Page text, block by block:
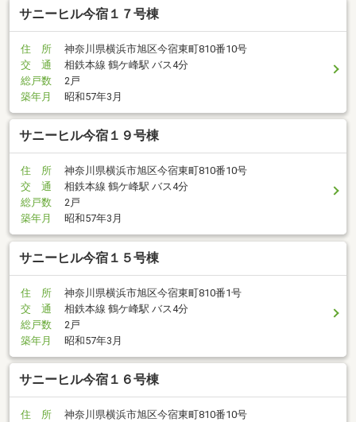
サニーヒル今宿１７号棟
住 所
神奈川県横浜市旭区今宿東町810番10号
交 通
相鉄本線 鶴ケ峰駅 バス4分
総戸数
2戸
築年月
昭和57年3月
サニーヒル今宿１９号棟
住 所
神奈川県横浜市旭区今宿東町810番10号
交 通
相鉄本線 鶴ケ峰駅 バス4分
総戸数
2戸
築年月
昭和57年3月
サニーヒル今宿１５号棟
住 所
神奈川県横浜市旭区今宿東町810番1号
交 通
相鉄本線 鶴ケ峰駅 バス4分
総戸数
2戸
築年月
昭和57年3月
サニーヒル今宿１６号棟
住 所
神奈川県横浜市旭区今宿東町810番10号